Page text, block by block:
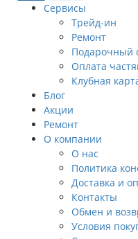
Сервисы
Трейд-ин
Ремонт
Подарочный
Оплата
Клубная
Блог
Акции
Ремонт
О компании
О нас
Политика
Доставка и
Контакты
Обмен и
Условия